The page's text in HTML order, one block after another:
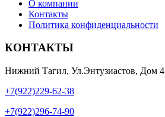
О компании
Контакты
Политика конфиденциальности
КОНТАКТЫ
Нижний Тагил, Ул.Энтузиастов, Дом 4
+7(922)229-62-38
+7(922)296-74-90